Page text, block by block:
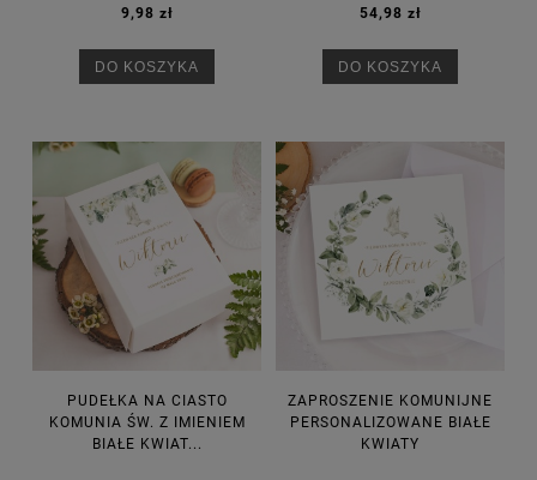
9,98 zł
DO KOSZYKA
54,98 zł
DO KOSZYKA
PUDEŁKA NA CIASTO
KOMUNIA ŚW. Z IMIENIEM
BIAŁE KWIAT...
ZAPROSZENIE KOMUNIJNE
PERSONALIZOWANE BIAŁE
KWIATY